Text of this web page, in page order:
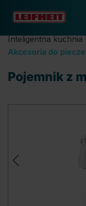
Przejdź do głównej
Inteligentna kuchnia
Akcesoria do
Pojemnik z